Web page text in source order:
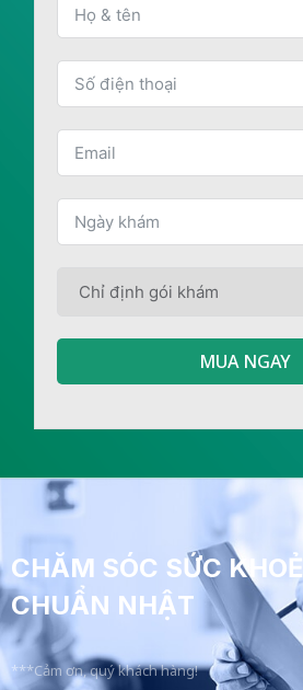
MUA NGAY
CHĂM SÓC SỨC KHOẺ
CHUẨN NHẬT
***Cảm ơn, quý khách hàng!